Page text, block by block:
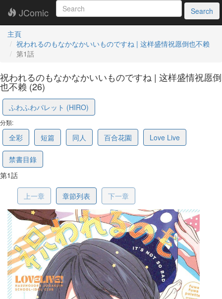
JComic Search
主頁
祝われるのもなかなかいいものですね | 这样盛情祝愿倒也不赖
第1話
祝われるのもなかなかいいものですね | 这样盛情祝愿倒
也不赖 (26)
ふわふわパレット (HIRO)
分類:
全彩 短篇 同人 百合花園 Love Live
禁書目錄
第1話
上一章 章節列表 下一章